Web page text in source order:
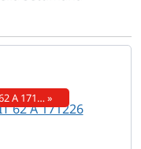
A 171… »